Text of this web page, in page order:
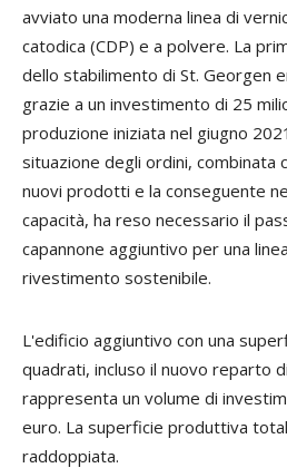
avviato una moderna linea di
catodica (CDP) e a polvere. La
dello stabilimento di St. Georgen
grazie a un investimento di 25
produzione iniziata nel giugno
situazione degli ordini, combinata
nuovi prodotti e la conseguente
capacità, ha reso necessario il
capannone aggiuntivo per una
rivestimento sostenibile.
L'edificio aggiuntivo con una
quadrati, incluso il nuovo reparto
rappresenta un volume di
euro. La superficie produttiva
raddoppiata.